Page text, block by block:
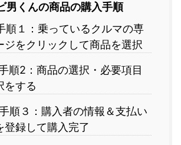
男くんの商品の購入手順
順１：乗っているクルマの専
ジをクリックして商品を選択
順2：商品の選択・必要項目
をする
順３：購入者の情報＆支払い
登録して購入完了